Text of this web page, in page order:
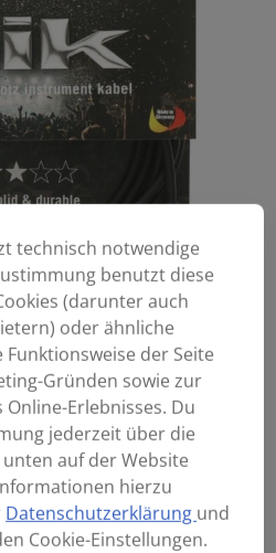
technisch notwendige
benutzt diese
(darunter auch
oder ähnliche
der Seite
Gründen sowie zur
Erlebnisses. Du
jederzeit über die
auf der Website
hierzu
Datenschutzerklärung und
Cookie-Einstellungen.